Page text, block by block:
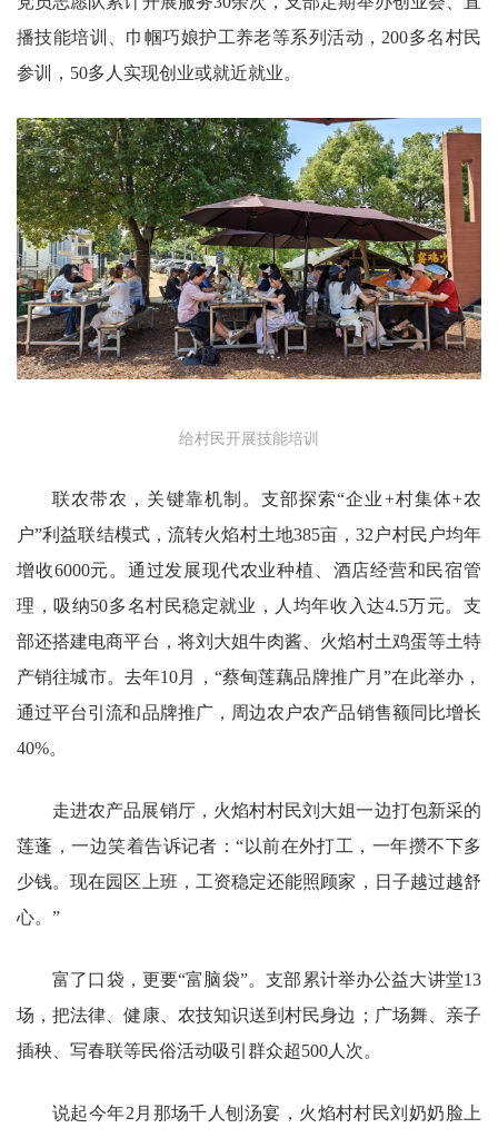
播技能培训、巾帼巧娘护工养老等系列活动，200多名村民
参训，50多人实现创业或就近就业。
给村民开展技能培训
联农带农，关键靠机制。支部探索“企业+村集体+农
户”利益联结模式，流转火焰村土地385亩，32户村民户均年
增收6000元。通过发展现代农业种植、酒店经营和民宿管
理，吸纳50多名村民稳定就业，人均年收入达4.5万元。支
部还搭建电商平台，将刘大姐牛肉酱、火焰村土鸡蛋等土特
产销往城市。去年10月，“蔡甸莲藕品牌推广月”在此举办，
通过平台引流和品牌推广，周边农户农产品销售额同比增长
40%。
走进农产品展销厅，火焰村村民刘大姐一边打包新采的
莲蓬，一边笑着告诉记者：“以前在外打工，一年攒不下多
少钱。现在园区上班，工资稳定还能照顾家，日子越过越舒
心。”
富了口袋，更要“富脑袋”。支部累计举办公益大讲堂13
场，把法律、健康、农技知识送到村民身边；广场舞、亲子
插秧、写春联等民俗活动吸引群众超500人次。
说起今年2月那场千人刨汤宴，火焰村村民刘奶奶脸上